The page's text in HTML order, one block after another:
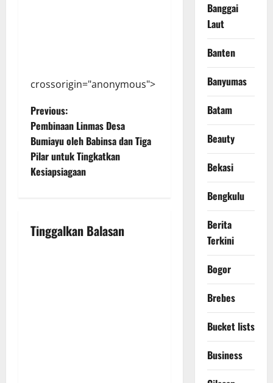
crossorigin="anonymous">
P
o
s
a
Previous:
Pembinaan Linmas Desa
Bumiayu oleh Babinsa dan Tiga
Pilar untuk Tingkatkan
Kesiapsiagaan
Tinggalkan Balasan
Banggai
Laut
Banten
Banyumas
Batam
Beauty
Bekasi
Bengkulu
Berita
Terkini
Bogor
Brebes
Bucket lists
Business